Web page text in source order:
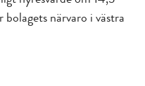
närvaro i västra